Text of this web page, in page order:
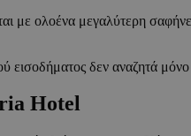
με ολοένα μεγαλύτερη
δεν αναζητά
Hotel